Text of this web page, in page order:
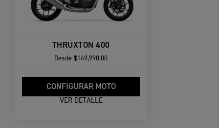
THRUXTON 400
Desde $149,990.00
CONFIGURAR MOTO
VER DETALLE